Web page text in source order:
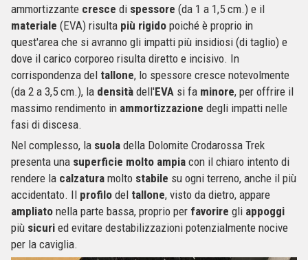
ammortizzante cresce di spessore (da 1 a 1,5 cm.) e il
materiale (EVA) risulta più rigido poiché è proprio in
quest'area che si avranno gli impatti più insidiosi (di taglio) e
dove il carico corporeo risulta diretto e incisivo. In
corrispondenza del tallone, lo spessore cresce notevolmente
(da 2 a 3,5 cm.), la densità dell'EVA si fa minore, per offrire il
massimo rendimento in ammortizzazione degli impatti nelle
fasi di discesa.
Nel complesso, la suola della Dolomite Crodarossa Trek
presenta una superficie molto ampia con il chiaro intento di
rendere la calzatura molto stabile su ogni terreno, anche il più
accidentato. Il profilo del tallone, visto da dietro, appare
ampliato nella parte bassa, proprio per favorire gli appoggi
più sicuri ed evitare destabilizzazioni potenzialmente nocive
per la caviglia.